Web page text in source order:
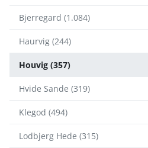
Bjerregard (1.084)
Haurvig (244)
Houvig (357)
Hvide Sande (319)
Klegod (494)
Lodbjerg Hede (315)